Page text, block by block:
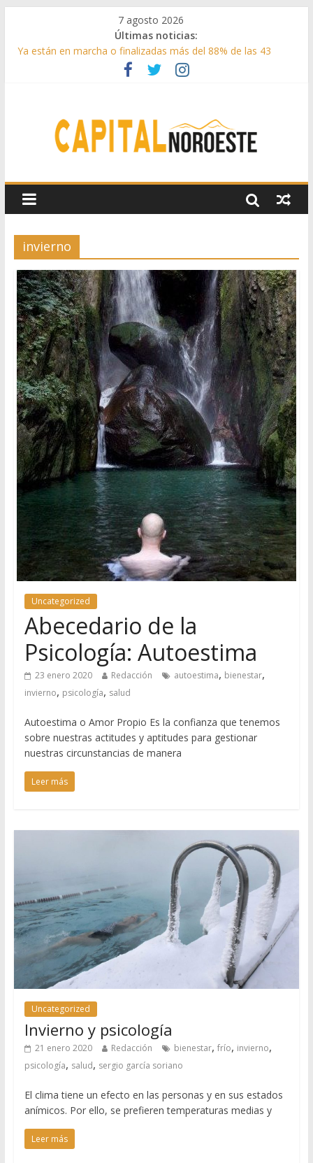
7 agosto 2026
Últimas noticias:
Ya están en marcha o finalizadas más del 88% de las 43
medidas urgentes para reconstruir la Sierra Oeste
Cerca de 33.000 asistentes en los espectáculos de la
kilos de forraje a las ganaderías afectadas por los incendios
de la Sierra Oeste
Guadarrama abre matricula 2026-2027 del Aula de
Humanidades
invierno
Uncategorized
Abecedario de la
Psicología: Autoestima
23 enero 2020 Redacción autoestima, bienestar,
invierno, psicología, salud
Autoestima o Amor Propio Es la confianza que tenemos
sobre nuestras actitudes y aptitudes para gestionar
nuestras circunstancias de manera
Leer más
Uncategorized
Invierno y psicología
21 enero 2020 Redacción bienestar, frío, invierno,
psicología, salud, sergio garcía soriano
El clima tiene un efecto en las personas y en sus estados
anímicos. Por ello, se prefieren temperaturas medias y
Leer más